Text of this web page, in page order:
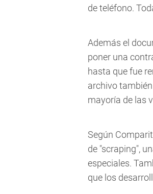
de teléfono.
Además el
poner una
hasta que fue
archivo
mayoría de las
Según
de "scraping",
especiales.
que los